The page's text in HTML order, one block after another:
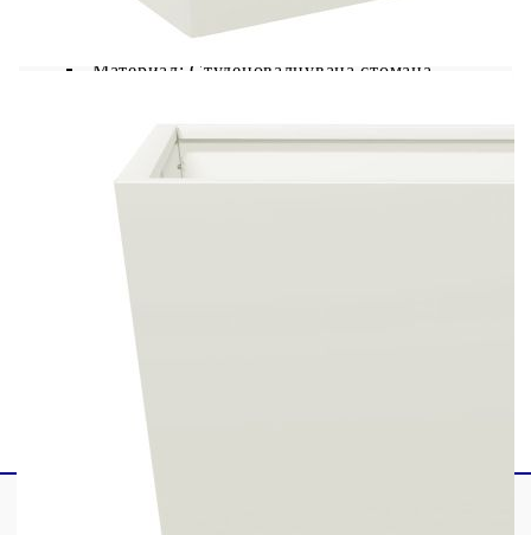
Цвят: Бял
Материал: Студеновалцувана стомана
Размери на отвора: 50 x 50 см (Д x Ш)
С дъно
Необходим е монтаж
Доставката съдържа:
2 х Градински сандъка